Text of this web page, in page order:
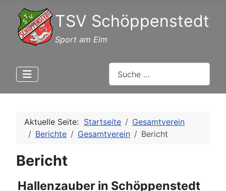
TSV Schöppenstedt
Sport am Elm
Aktuelle Seite: Startseite
Gesamtverein
Berichte
Gesamtverein Bericht
Bericht
Hallenzauber in Schöppenstedt